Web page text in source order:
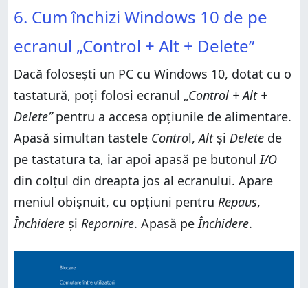
6. Cum închizi Windows 10 de pe
ecranul „Control + Alt + Delete”
Dacă folosești un PC cu Windows 10, dotat cu o
tastatură, poți folosi ecranul „Control + Alt +
Delete”pentru a accesa opțiunile de alimentare.
Apasă simultan tastele Control,Alt și Delete de
pe tastatura ta, iar apoi apasă pe butonulI/O
din colțul din dreapta jos al ecranului. Apare
meniul obișnuit, cu opțiuni pentru Repaus,
Închidere și Repornire. Apasă peÎnchidere.